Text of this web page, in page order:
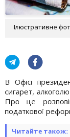
Ілюстративне
В Офісі
сигарет,
Про це
податкової
Читайте також: